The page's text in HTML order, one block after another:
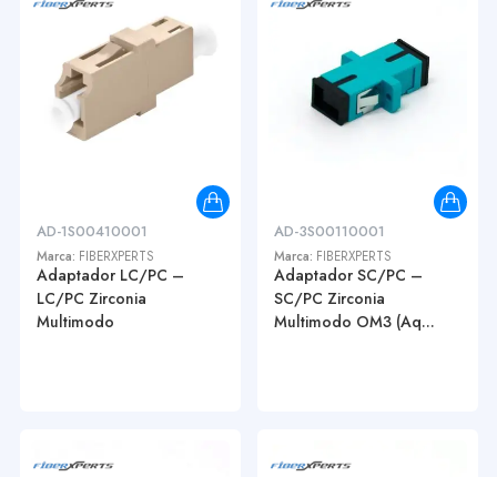
AD-1S00410001
Marca: FIBERXPERTS
Adaptador LC/PC –
LC/PC Zirconia
Multimodo
AD-3S00110001
Marca: FIBERXPERTS
Adaptador SC/PC –
SC/PC Zirconia
Multimodo OM3 (Aq...